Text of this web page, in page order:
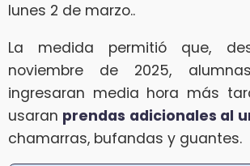
lunes 2 de marzo..
La medida permitió que,
noviembre de 2025,
ingresaran media hora más
usaran prendas adicionales al
chamarras, bufandas y guantes.